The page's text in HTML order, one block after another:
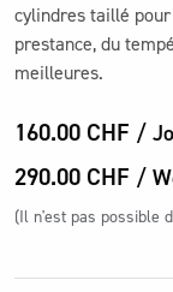
cylindres taillé
prestance, du
meilleures.
160.00 CHF /
290.00 CHF /
(Il n'est pas possible